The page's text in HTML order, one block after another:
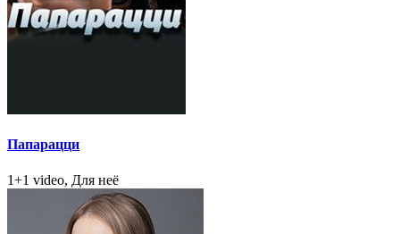
Папарацци
1+1 video, Для неё